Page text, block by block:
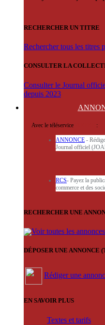
RECHERCHER UN TITRE
Rechercher tous les titres
CONSULTER LA
Consulter le Journal
depuis 2023
Avec le téléservice :
ANNONCE -
Journal officiel
RCS- Payez la
commerce et des
RECHERCHER UNE
Voir toutes les
DÉPOSER UNE ANNONCE
Rédiger une
EN SAVOIR PLUS
Textes et tarifs